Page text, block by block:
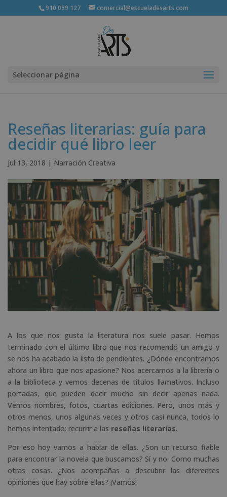
910 059 127 comercial@escueladesarts.com
Seleccionar página
Reseñas literarias: guía para
decidir qué libro leer
Jul 13, 2018 | Narración Creativa
A los que nos gusta la literatura nos suele pasar. Hemos
terminado con el último libro que nos recomendó un amigo y
se nos ha acabado la lista de pendientes. ¿Dónde encontramos
ahora un libro que nos apasione? Nos acercamos a la librería o
a la biblioteca y vemos decenas de títulos llamativos. Incluso
portadas, que pueden decir mucho sin decir apenas nada.
Vemos nombres, fotos, cuartas ediciones. Pero, unos más y
otros menos, unos algunas veces y otros casi nunca, todos lo
hemos intentado: recurrir a las reseñas literarias.
Por eso hoy vamos a hablar de ellas. ¿Son un recurso fiable
para encontrar la novela que buscamos? Sí y no. Como muchas
otras cosas. ¿Nos acompañas a descubrir las diferentes
opiniones que hay sobre ellas? ¡Vamos!